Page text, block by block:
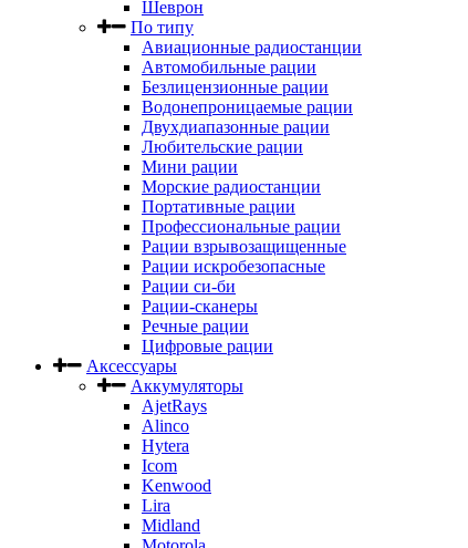
Шеврон
По типу
Авиационные радиостанции
Автомобильные рации
Безлицензионные рации
Водонепроницаемые рации
Двухдиапазонные рации
Любительские рации
Мини рации
Морские радиостанции
Портативные рации
Профессиональные рации
Рации взрывозащищенные
Рации искробезопасные
Рации си-би
Рации-сканеры
Речные рации
Цифровые рации
Аксессуары
Аккумуляторы
AjetRays
Alinco
Hytera
Icom
Kenwood
Lira
Midland